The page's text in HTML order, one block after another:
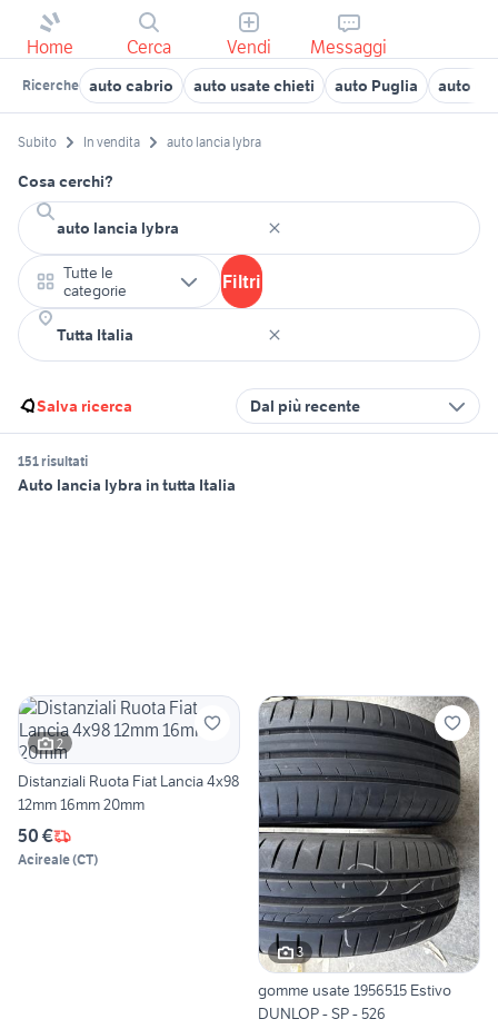
Home Cerca Vendi Messaggi
Ricerche auto cabrio auto usate chieti auto Puglia auto
Subito In vendita auto lancia lybra
Cosa cerchi?
Tutte le
categorie
Filtri
Salva ricerca Dal più recente
151 risultati
Auto lancia lybra in tutta Italia
2
Distanziali Ruota Fiat Lancia 4x98
12mm 16mm 20mm
50 €
Acireale(CT)
3
gomme usate 1956515 Estivo
DUNLOP - SP - 526